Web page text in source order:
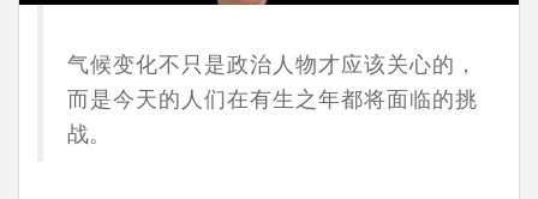
气候变化不只是政治人物才应该关心的，
而是今天的人们在有生之年都将面临的挑
战。